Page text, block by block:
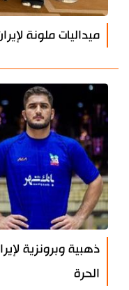
ميداليات ملونة
ذهبية وبرونزية
الحرة